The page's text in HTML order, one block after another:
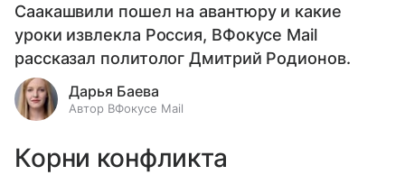
Саакашвили пошел на авантюру и какие
уроки извлекла Россия, ВФокусе Mail
рассказал политолог Дмитрий Родионов.
Дарья Баева
Автор ВФокусе Mail
Корни конфликта